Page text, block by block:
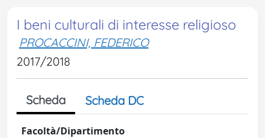
I beni culturali di interesse religioso
PROCACCINI, FEDERICO
2017/2018
Scheda Scheda DC
Facoltà/Dipartimento